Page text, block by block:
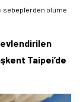
sebeplerden ölüme
Taipei’de